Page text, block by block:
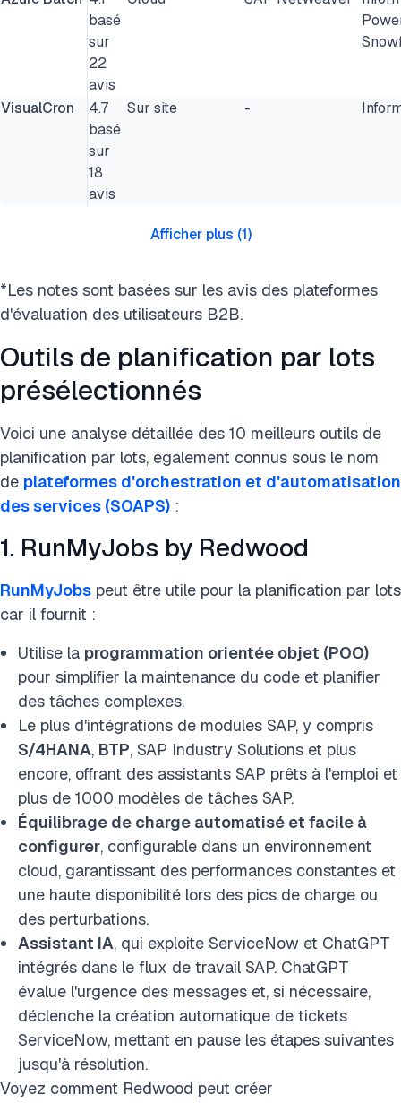
basé
sur
22
avis
VisualCron
4.7
basé
sur
18
avis
Sur site -
Afficher plus (1)
*Les notes sont basées sur les avis des plateformes
d'évaluation des utilisateurs B2B.
Outils de planification par lots
présélectionnés
Voici une analyse détaillée des 10 meilleurs outils de
planification par lots, également connus sous le nom
de plateformes d'orchestration et d'automatisation
des services (SOAPS) :
1. RunMyJobs by Redwood
RunMyJobs peut être utile pour la planification par lots
car il fournit :
Utilise la programmation orientée objet (POO)
pour simplifier la maintenance du code et planifier
des tâches complexes.
Le plus d'intégrations de modules SAP, y compris
S/4HANA, BTP, SAP Industry Solutions et plus
encore, offrant des assistants SAP prêts à l'emploi et
plus de 1000 modèles de tâches SAP.
Équilibrage de charge automatisé et facile à
configurer, configurable dans un environnement
cloud, garantissant des performances constantes et
une haute disponibilité lors des pics de charge ou
des perturbations.
Assistant IA, qui exploite ServiceNow et ChatGPT
intégrés dans le flux de travail SAP. ChatGPT
évalue l'urgence des messages et, si nécessaire,
déclenche la création automatique de tickets
ServiceNow, mettant en pause les étapes suivantes
jusqu'à résolution.
Voyez comment Redwood peut créer